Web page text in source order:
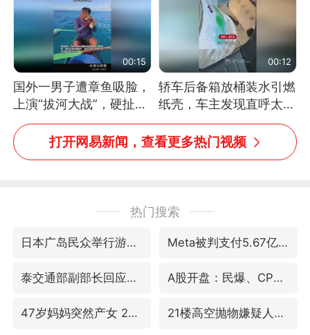
00:15
国外一男子遭章鱼吸脸，
上演“拔河大战”，硬扯加
铁棒敲打方才挣脱
00:12
轿车后备箱放桶装水引燃
纸壳，车主发现直呼太危
险，“拍出来让大家都避
免这个危险”
打开网易新闻，查看更多热门视频
热门搜索
日本广岛民众举行游行反对政府行径 Meta被判支付5.67亿美元
泰交通部副部长回应中国人遭歧视手势 A股开盘：民爆、CPO等概念走强
47岁妈妈突然产女 26岁女儿：很震惊 21楼高空抛物嫌疑人被拘留